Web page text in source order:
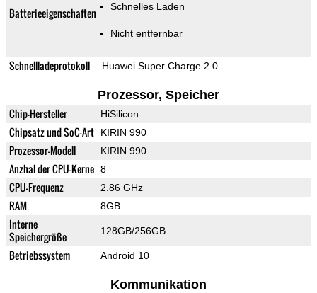
Batterieeigenschaften Schnelles Laden
Nicht entfernbar
Schnellladeprotokoll Huawei Super Charge 2.0
Prozessor, Speicher
Chip-Hersteller HiSilicon
Chipsatz und SoC-Art KIRIN 990
Prozessor-Modell KIRIN 990
Anzhal der CPU-Kerne 8
CPU-Frequenz 2.86 GHz
RAM 8GB
Interne
Speichergröße
128GB/256GB
Betriebssystem Android 10
Kommunikation